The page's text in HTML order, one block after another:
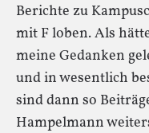
Berichte zu
mit F loben. Als
meine Gedanken
und in wesentlich
sind dann so
Hampelmann